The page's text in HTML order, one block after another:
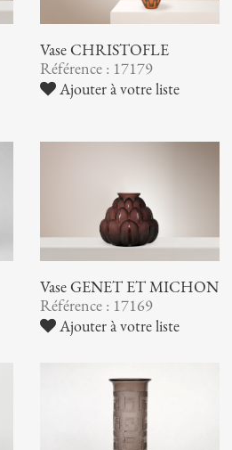
Vase CHRISTOFLE
Référence : 17179
Ajouter à votre liste
Vase GENET ET MICHON
Référence : 17169
Ajouter à votre liste